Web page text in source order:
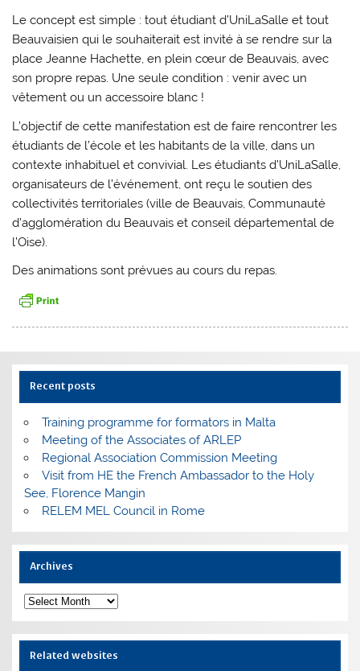
Le concept est simple : tout étudiant d’UniLaSalle et tout
Beauvaisien qui le souhaiterait est invité à se rendre sur la
place Jeanne Hachette, en plein cœur de Beauvais, avec
son propre repas. Une seule condition : venir avec un
vêtement ou un accessoire blanc !
L’objectif de cette manifestation est de faire rencontrer les
étudiants de l’école et les habitants de la ville, dans un
contexte inhabituel et convivial. Les étudiants d’UniLaSalle,
organisateurs de l’événement, ont reçu le soutien des
collectivités territoriales (ville de Beauvais, Communauté
d’agglomération du Beauvais et conseil départemental de
l’Oise).
Des animations sont prévues au cours du repas.
Recent posts
Training programme for formators in Malta
Meeting of the Associates of ARLEP
Regional Association Commission Meeting
Visit from HE the French Ambassador to the Holy
See, Florence Mangin
RELEM MEL Council in Rome
Archives
Archives
Related websites